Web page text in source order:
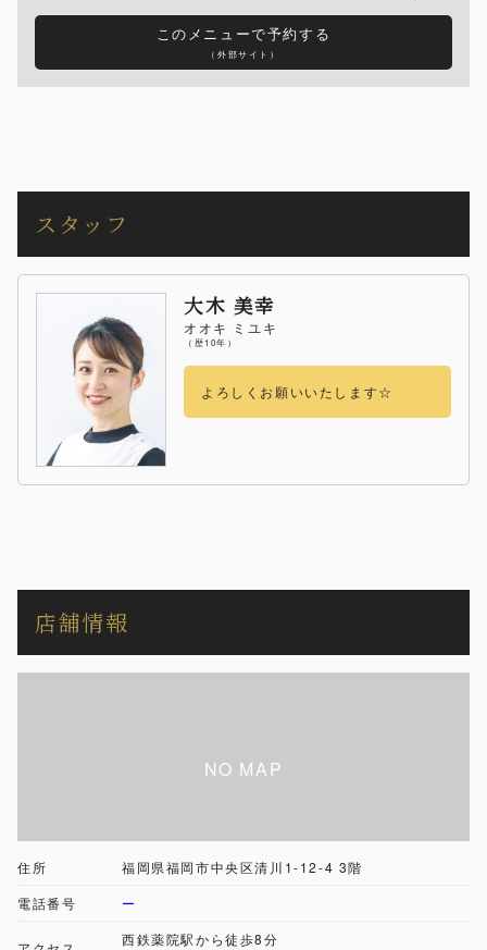
このメニューで予約する
（外部サイト）
スタッフ
大木 美幸
オオキ ミユキ
（歴10年）
よろしくお願いいたします☆
店舗情報
住所
福岡県福岡市中央区清川1-12-4 3階
電話番号
ー
西鉄薬院駅から徒歩8分